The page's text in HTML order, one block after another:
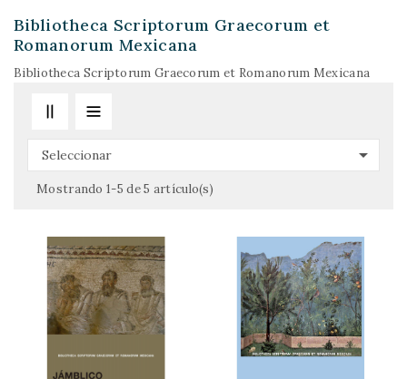
Bibliotheca Scriptorum Graecorum et
Romanorum Mexicana
Bibliotheca Scriptorum Graecorum et Romanorum Mexicana
Seleccionar 
Mostrando 1-5 de 5 artículo(s)